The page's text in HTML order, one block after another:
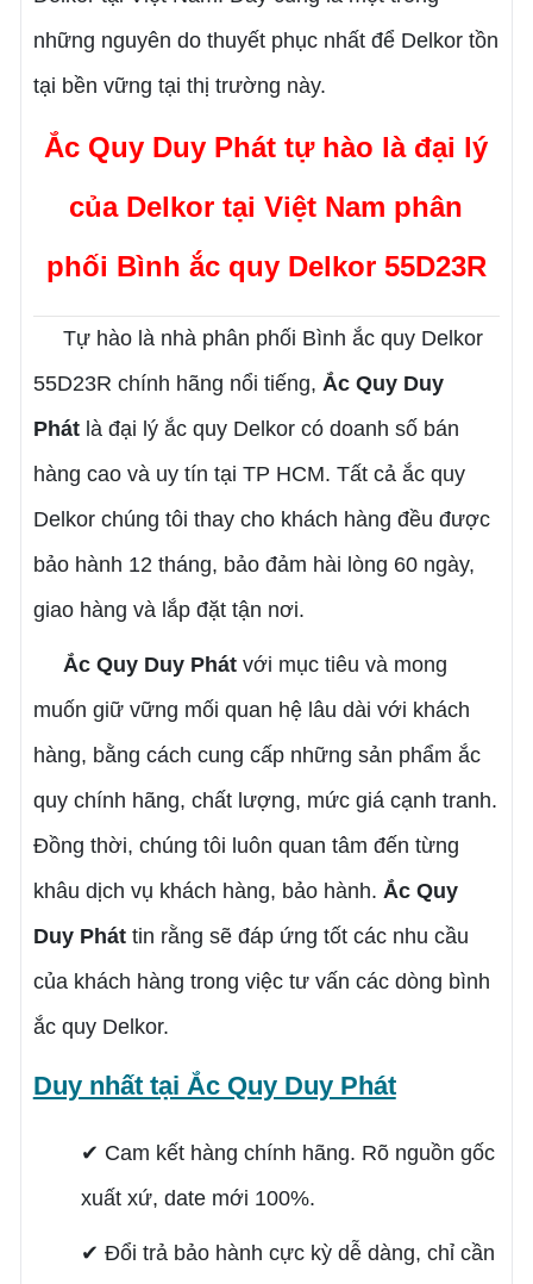
những nguyên do thuyết phục nhất để Delkor tồn
tại bền vững tại thị trường này.
Ắc Quy Duy Phát tự hào là đại lý
của Delkor tại Việt Nam phân
phối Bình ắc quy Delkor 55D23R
Tự hào là nhà phân phối Bình ắc quy Delkor
55D23R chính hãng nổi tiếng, Ắc Quy Duy
Phátlà đại lý ắc quy Delkor có doanh số bán
hàng cao và uy tín tại TP HCM. Tất cả ắc quy
Delkor chúng tôi thay cho khách hàng đều được
bảo hành 12 tháng, bảo đảm hài lòng 60 ngày,
giao hàng và lắp đặt tận nơi.
Ắc Quy Duy Phát với mục tiêu và mong
muốn giữ vững mối quan hệ lâu dài với khách
hàng, bằng cách cung cấp những sản phẩm ắc
quy chính hãng, chất lượng, mức giá cạnh tranh.
Đồng thời, chúng tôi luôn quan tâm đến từng
khâu dịch vụ khách hàng, bảo hành. Ắc Quy
Duy Pháttin rằng sẽ đáp ứng tốt các nhu cầu
của khách hàng trong việc tư vấn các dòng bình
ắc quy Delkor.
Duy nhất tại Ắc Quy Duy Phát
✔ Cam kết hàng chính hãng. Rõ nguồn gốc
xuất xứ, date mới 100%.
✔ Đổi trả bảo hành cực kỳ dễ dàng, chỉ cần